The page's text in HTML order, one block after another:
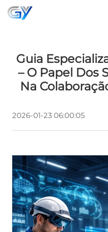
Guia
– O Papel Dos
Na
2026-01-23 06:00:05